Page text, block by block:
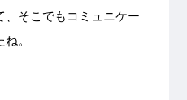
、そこでもコミュニケー
。